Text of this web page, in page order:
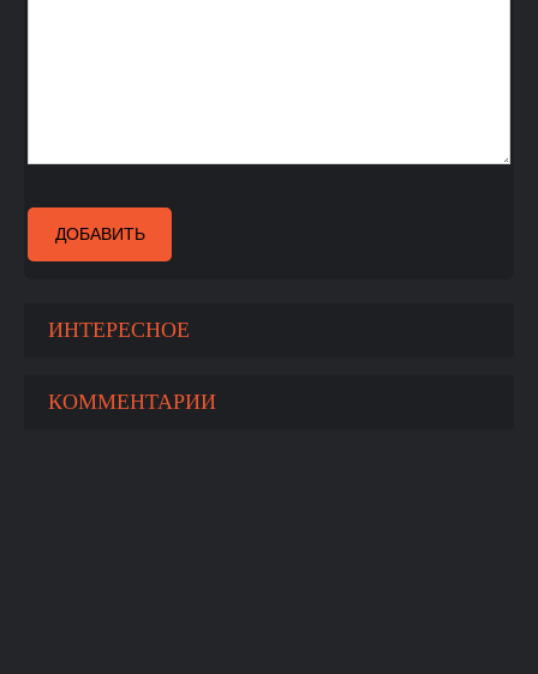
ДОБАВИТЬ
ИНТЕРЕСНОЕ
КОММЕНТАРИИ